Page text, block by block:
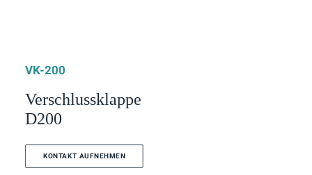
VK-200
Verschlussklappe
D200
KONTAKT AUFNEHMEN